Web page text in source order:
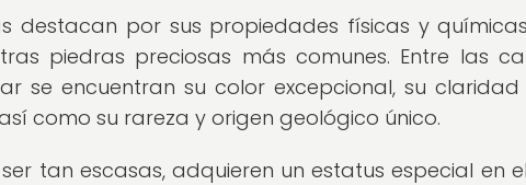
destacan por sus propiedades físicas y
piedras preciosas más comunes. Entre las
se encuentran su color excepcional, su claridad
como su rareza y origen geológico único.
tan escasas, adquieren un estatus especial en